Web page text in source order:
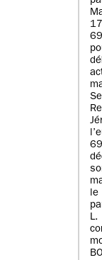
le